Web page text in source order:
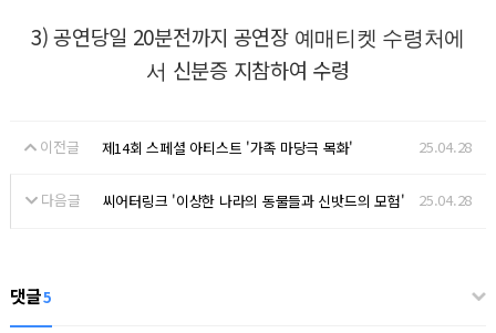
3)공연당일 20분전까지 공연장 예매티켓 수령처에
서 신분증 지참하여 수령
이전글 제14회 스페셜 아티스트 '가족 마당극 목화' 25.04.28
다음글 씨어터링크 '이상한 나라의 동물들과 신밧드의 모험' 25.04.28
댓글5